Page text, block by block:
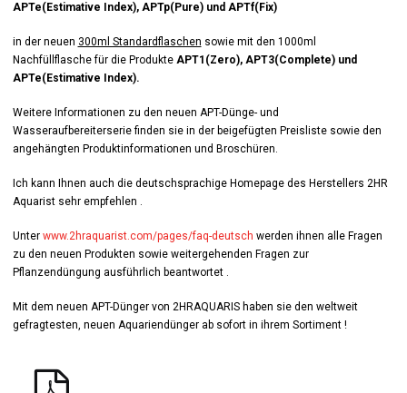
APTe(Estimative Index), APTp(Pure) und APTf(Fix)
in der neuen 300ml Standardflaschen sowie mit den 1000ml
Nachfüllflasche für die Produkte APT1(Zero), APT3(Complete) und
APTe(Estimative Index).
Weitere Informationen zu den neuen APT-Dünge- und
Wasseraufbereiterserie finden sie in der beigefügten Preisliste sowie den
angehängten Produktinformationen und Broschüren.
Ich kann Ihnen auch die deutschsprachige Homepage des Herstellers 2HR
Aquarist sehr empfehlen .
Unter www.2hraquarist.com/pages/faq-deutsch werden ihnen alle Fragen
zu den neuen Produkten sowie weitergehenden Fragen zur
Pflanzendüngung ausführlich beantwortet .
Mit dem neuen APT-Dünger von 2HRAQUARIS haben sie den weltweit
gefragtesten, neuen Aquariendünger ab sofort in ihrem Sortiment !